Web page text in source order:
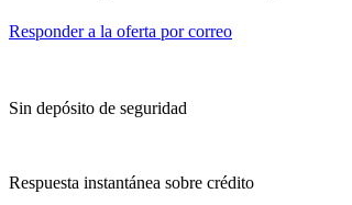
Responder a la oferta por correo
Sin depósito de seguridad
Respuesta instantánea sobre crédito